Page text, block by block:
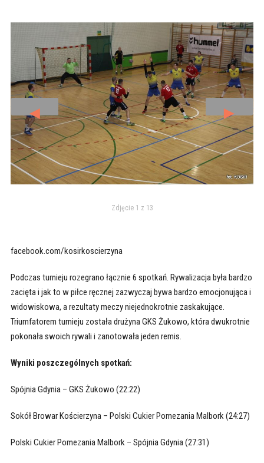
◄ ►
Zdjęcie 1 z 13
facebook.com/kosirkoscierzyna
Podczas turnieju rozegrano łącznie 6 spotkań. Rywalizacja była bardzo
zacięta i jak to w piłce ręcznej zazwyczaj bywa bardzo emocjonująca i
widowiskowa, a rezultaty meczy niejednokrotnie zaskakujące.
Triumfatorem turnieju została drużyna GKS Żukowo, która dwukrotnie
pokonała swoich rywali i zanotowała jeden remis.
Wyniki poszczególnych spotkań:
Spójnia Gdynia – GKS Żukowo (22:22)
Sokół Browar Kościerzyna – Polski Cukier Pomezania Malbork (24:27)
Polski Cukier Pomezania Malbork – Spójnia Gdynia (27:31)